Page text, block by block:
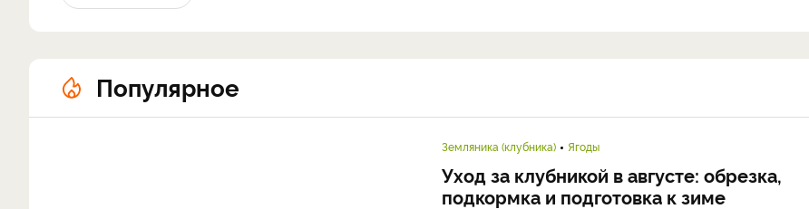
Популярное
Земляника (клубника) Ягоды
Уход за клубникой в августе: обрезка,
подкормка и подготовка к зиме